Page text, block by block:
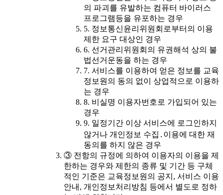
의 파괴를 유발하는 컴퓨터 바이러스
프로그램등을 유포하는 경우
5. 정보통신윤리위원회로부터의 이용
제한 요구 대상인 경우
6. 선거관리위원회의 유권해석 상의 불
법선거운동을 하는 경우
7. 서비스를 이용하여 얻은 정보를 교육
정보원의 동의 없이 상업적으로 이용하
는 경우
8. 비실명 이용자번호로 가입되어 있는
경우
9. 일정기간 이상 서비스에 로그인하지
않거나 개인정보 수집․이용에 대한 재
동의를 하지 않은 경우
③ 전항의 규정에 의하여 이용자의 이용을 제
한하는 경우와 제한의 종류 및 기간 등 구체
적인 기준은 교육정보원의 공지, 서비스 이용
안내, 개인정보처리방침 등에서 별도로 정하